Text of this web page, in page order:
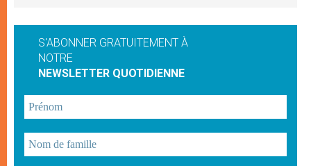
S'ABONNER GRATUITEMENT À
NOTRE
NEWSLETTER QUOTIDIENNE